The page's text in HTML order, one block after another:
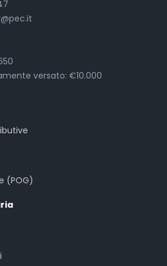
versato: €10.000
(POG)